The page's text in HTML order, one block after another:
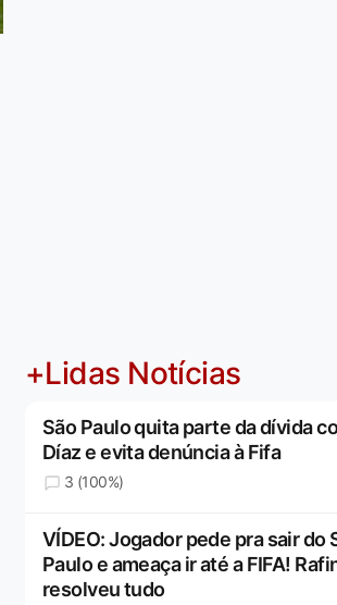
+Lidas Notícias
São Paulo quita parte da dívida
Díaz e evita denúncia à Fifa
3 (100%)
VÍDEO: Jogador pede pra sair do
Paulo e ameaça ir até a FIFA!
resolveu tudo